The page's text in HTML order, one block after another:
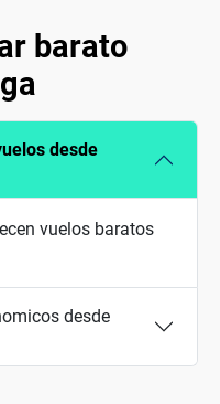
barato
desde
vuelos baratos
desde